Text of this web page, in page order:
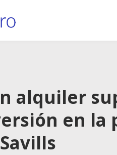
alquiler
en la